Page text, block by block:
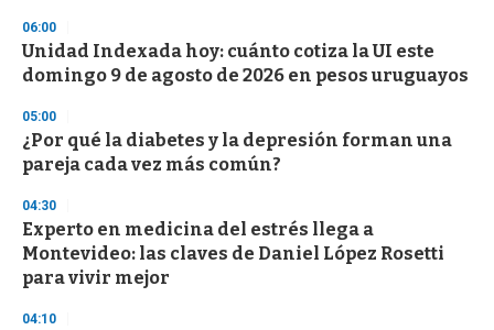
s
e
c
o
d
06:00
Unidad Indexada hoy: cuánto cotiza la UI este
domingo 9 de agosto de 2026 en pesos uruguayos
05:00
¿Por qué la diabetes y la depresión forman una
pareja cada vez más común?
04:30
Experto en medicina del estrés llega a
Montevideo: las claves de Daniel López Rosetti
para vivir mejor
04:10